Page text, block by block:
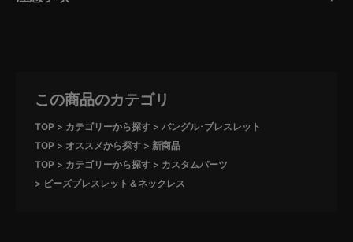
この商品のカテゴリ
TOP カテゴリーから探す
バングル･ブレスレット
TOP
オススメから探す
新商品
TOP
カテゴリーから探す
カスタムパーツ
ビーズブレスレット＆ネックレス